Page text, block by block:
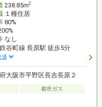
238.85m2
１種住居
80%
なし
谷町線 長原駅 徒歩5分
通
大阪市平野区長吉長原２
都市ガス